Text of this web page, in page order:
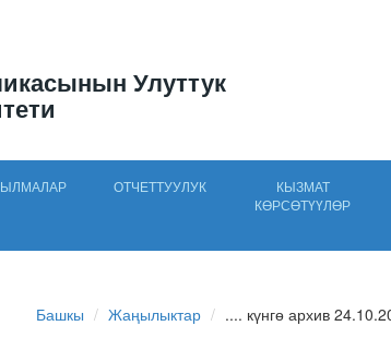
Улуттук
ОТЧЕТТУУЛУК
КЫЗМАТ
КӨРСӨТҮҮЛӨР
Башкы Жаңылыктар .... күнгө архив